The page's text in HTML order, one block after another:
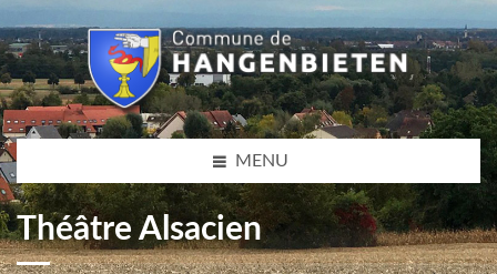
MENU
Théâtre Alsacien